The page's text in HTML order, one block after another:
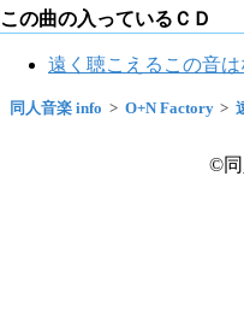
この曲の入っているＣＤ
遠く聴こえるこの音は
同人音楽 info O+N Factory
©同